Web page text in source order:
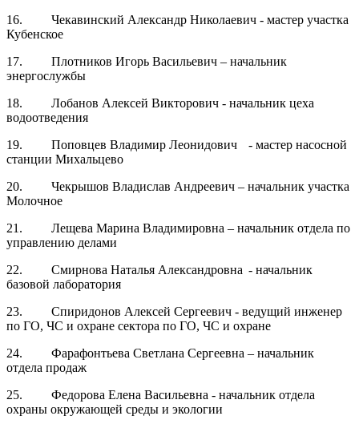
16. Чекавинский Александр Николаевич - мастер участка
Кубенское
17. Плотников Игорь Васильевич – начальник
энергослужбы
18. Лобанов Алексей Викторович - начальник цеха
водоотведения
19. Поповцев Владимир Леонидович - мастер насосной
станции Михальцево
20. Чекрышов Владислав Андреевич – начальник участка
Молочное
21. Лещева Марина Владимировна – начальник отдела по
управлению делами
22. Смирнова Наталья Александровна - начальник
базовой лаборатория
23. Спиридонов Алексей Сергеевич - ведущий инженер
по ГО, ЧС и охране сектора по ГО, ЧС и охране
24. Фарафонтьева Светлана Сергеевна – начальник
отдела продаж
25. Федорова Елена Васильевна - начальник отдела
охраны окружающей среды и экологии